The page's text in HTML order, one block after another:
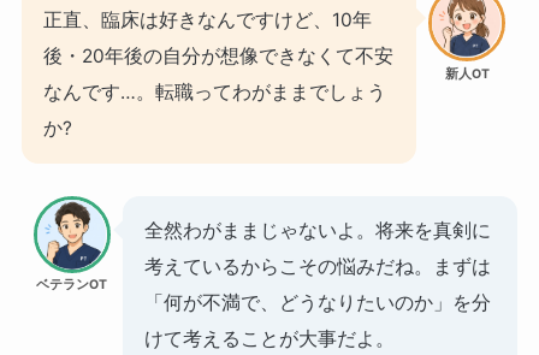
新人OT
正直、臨床は好きなんですけど、10年
後・20年後の自分が想像できなくて不安
なんです…。転職ってわがままでしょう
か?
ベテランOT
全然わがままじゃないよ。将来を真剣に
考えているからこその悩みだね。まずは
「何が不満で、どうなりたいのか」を分
けて考えることが大事だよ。